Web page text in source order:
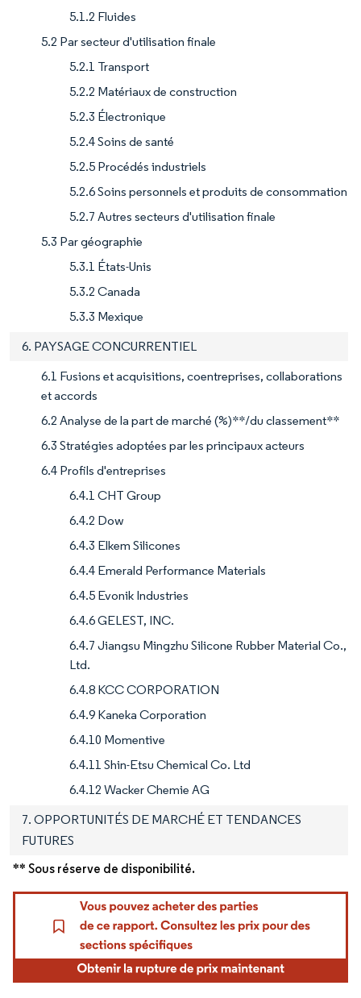
5.1.2 Fluides
5.2 Par secteur d'utilisation finale
5.2.1 Transport
5.2.2 Matériaux de construction
5.2.3 Électronique
5.2.4 Soins de santé
5.2.5 Procédés industriels
5.2.6 Soins personnels et produits de consommation
5.2.7 Autres secteurs d'utilisation finale
5.3 Par géographie
5.3.1 États-Unis
5.3.2 Canada
5.3.3 Mexique
6. PAYSAGE CONCURRENTIEL
6.1 Fusions et acquisitions, coentreprises, collaborations
et accords
6.2 Analyse de la part de marché (%)**/du classement**
6.3 Stratégies adoptées par les principaux acteurs
6.4 Profils d'entreprises
6.4.1 CHT Group
6.4.2 Dow
6.4.3 Elkem Silicones
6.4.4 Emerald Performance Materials
6.4.5 Evonik Industries
6.4.6 GELEST, INC.
6.4.7 Jiangsu Mingzhu Silicone Rubber Material Co.,
Ltd.
6.4.8 KCC CORPORATION
6.4.9 Kaneka Corporation
6.4.10 Momentive
6.4.11 Shin-Etsu Chemical Co. Ltd
6.4.12 Wacker Chemie AG
7. OPPORTUNITÉS DE MARCHÉ ET TENDANCES
FUTURES
** Sous réserve de disponibilité.